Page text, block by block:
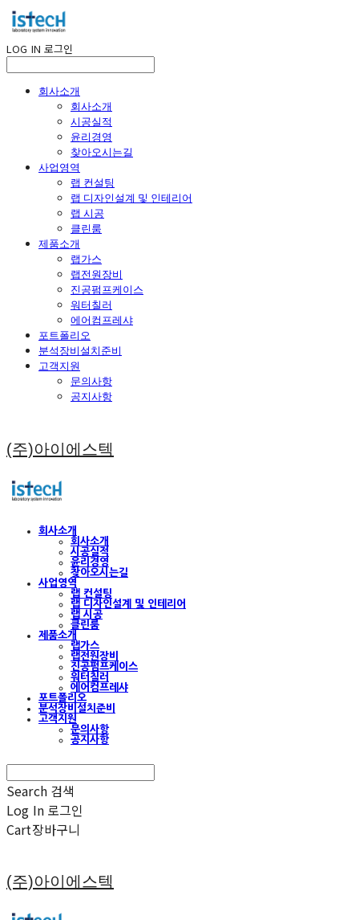
LOG IN 로그인
회사소개
회사소개
시공실적
윤리경영
찾아오시는길
사업영역
랩 컨설팅
랩 디자인설계 및 인테리어
랩 시공
클린룸
제품소개
랩가스
랩전원장비
진공펌프케이스
워터칠러
에어컴프레샤
포트폴리오
분석장비설치준비
고객지원
문의사항
공지사항
(주)아이에스텍
회사소개
회사소개
시공실적
윤리경영
찾아오시는길
사업영역
랩 컨설팅
랩 디자인설계 및 인테리어
랩 시공
클린룸
제품소개
랩가스
랩전원장비
진공펌프케이스
워터칠러
에어컴프레샤
포트폴리오
분석장비설치준비
고객지원
문의사항
공지사항
Search 검색
Log In 로그인
Cart장바구니
(주)아이에스텍